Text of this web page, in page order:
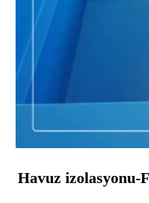
Havuz izolasyonu-